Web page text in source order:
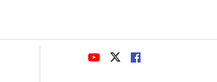
LINK
LINKLINK